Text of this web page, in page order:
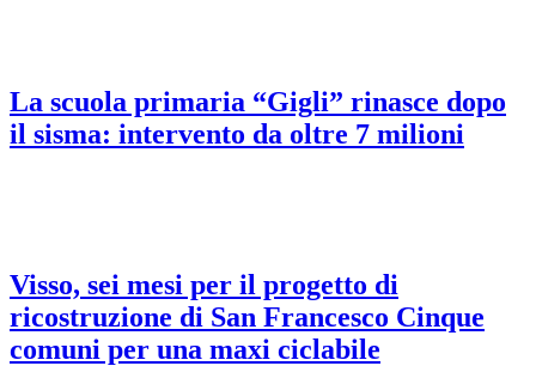
La scuola primaria “Gigli” rinasce dopo
il sisma: intervento da oltre 7 milioni
Visso, sei mesi per il progetto di
ricostruzione di San Francesco Cinque
comuni per una maxi ciclabile